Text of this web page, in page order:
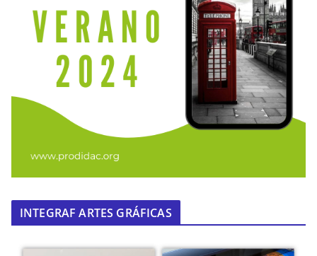
INTEGRAF ARTES GRÁFICAS